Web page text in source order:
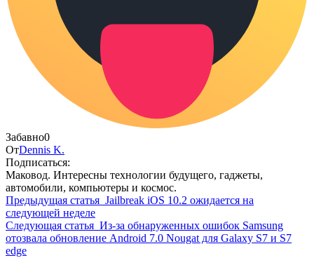
Забавно0
ОтDennis K.
Подписаться:
Маковод. Интересны технологии будущего, гаджеты,
автомобили, компьютеры и космос.
Предыдущая статья Jailbreak iOS 10.2 ожидается на
следующей неделе
Следующая статья Из-за обнаруженных ошибок Samsung
отозвала обновление Android 7.0 Nougat для Galaxy S7 и S7
edge